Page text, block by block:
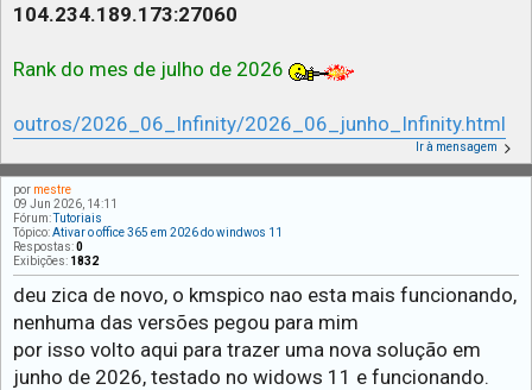
104.234.189.173:27060
Rank do mes de julho de 2026
outros/2026_06_Infinity/2026_06_junho_Infinity.html
Ir à mensagem
por mestre
09 Jun 2026, 14:11
Fórum:Tutoriais
Tópico:Ativar o office 365 em 2026 do windwos 11
Respostas:0
Exibições: 1832
deu zica de novo, o kmspico nao esta mais funcionando,
nenhuma das versões pegou para mim
por isso volto aqui para trazer uma nova solução em
junho de 2026, testado no widows 11 e funcionando.